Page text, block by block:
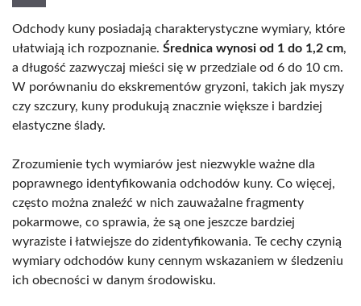
Odchody kuny posiadają charakterystyczne wymiary, które
ułatwiają ich rozpoznanie. Średnica wynosi od 1 do 1,2 cm,
a długość zazwyczaj mieści się w przedziale od 6 do 10 cm.
W porównaniu do ekskrementów gryzoni, takich jak myszy
czy szczury, kuny produkują znacznie większe i bardziej
elastyczne ślady.
Zrozumienie tych wymiarów jest niezwykle ważne dla
poprawnego identyfikowania odchodów kuny. Co więcej,
często można znaleźć w nich zauważalne fragmenty
pokarmowe, co sprawia, że są one jeszcze bardziej
wyraziste i łatwiejsze do zidentyfikowania. Te cechy czynią
wymiary odchodów kuny cennym wskazaniem w śledzeniu
ich obecności w danym środowisku.